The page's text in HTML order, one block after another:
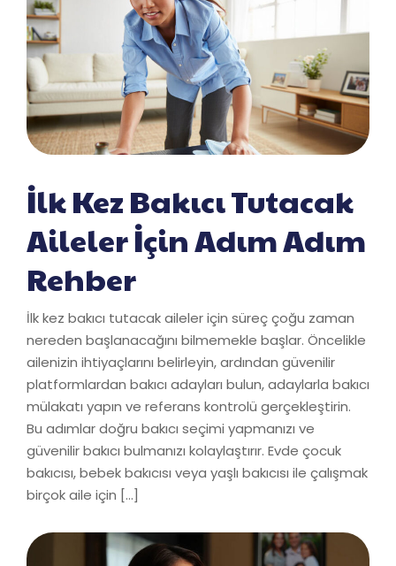
İlk Kez Bakıcı Tutacak
Aileler İçin Adım Adım
Rehber
İlk kez bakıcı tutacak aileler için süreç çoğu zaman
nereden başlanacağını bilmemekle başlar. Öncelikle
ailenizin ihtiyaçlarını belirleyin, ardından güvenilir
platformlardan bakıcı adayları bulun, adaylarla bakıcı
mülakatı yapın ve referans kontrolü gerçekleştirin.
Bu adımlar doğru bakıcı seçimi yapmanızı ve
güvenilir bakıcı bulmanızı kolaylaştırır. Evde çocuk
bakıcısı, bebek bakıcısı veya yaşlı bakıcısı ile çalışmak
birçok aile için […]